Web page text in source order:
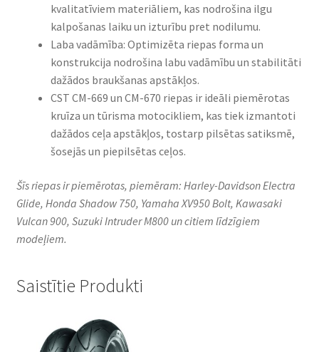
kvalitatīviem materiāliem, kas nodrošina ilgu
kalpošanas laiku un izturību pret nodilumu.
Laba vadāmība: Optimizēta riepas forma un
konstrukcija nodrošina labu vadāmību un stabilitāti
dažādos braukšanas apstākļos.
CST CM-669 un CM-670 riepas ir ideāli piemērotas
kruīza un tūrisma motocikliem, kas tiek izmantoti
dažādos ceļa apstākļos, tostarp pilsētas satiksmē,
šosejās un piepilsētas ceļos.
Šīs riepas ir piemērotas, piemēram: Harley-Davidson Electra
Glide, Honda Shadow 750, Yamaha XV950 Bolt, Kawasaki
Vulcan 900, Suzuki Intruder M800 un citiem līdzīgiem
modeļiem.
Saistītie Produkti